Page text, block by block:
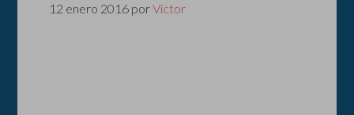
12 enero 2016 porVictor